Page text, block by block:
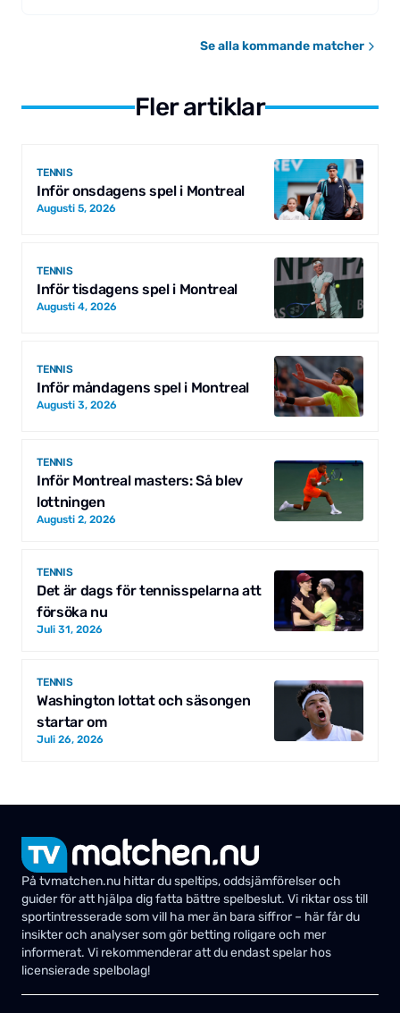
Se alla kommande matcher
Fler artiklar
TENNIS
Inför onsdagens spel i Montreal
Augusti 5, 2026
TENNIS
Inför tisdagens spel i Montreal
Augusti 4, 2026
TENNIS
Inför måndagens spel i Montreal
Augusti 3, 2026
TENNIS
Inför Montreal masters: Så blev
lottningen
Augusti 2, 2026
TENNIS
Det är dags för tennisspelarna att
försöka nu
Juli 31, 2026
TENNIS
Washington lottat och säsongen
startar om
Juli 26, 2026
På tvmatchen.nu hittar du speltips, oddsjämförelser och
guider för att hjälpa dig fatta bättre spelbeslut. Vi riktar oss till
sportintresserade som vill ha mer än bara siffror – här får du
insikter och analyser som gör betting roligare och mer
informerat. Vi rekommenderar att du endast spelar hos
licensierade spelbolag!